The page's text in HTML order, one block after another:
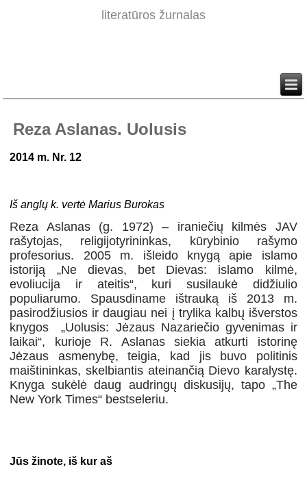
literatūros žurnalas
Reza Aslanas. Uolusis
2014 m. Nr. 12
Iš anglų k. vertė Marius Burokas
Reza Aslanas (g. 1972) – iraniečių kilmės JAV
rašytojas, religijotyrininkas, kūrybinio rašymo
profesorius. 2005 m. išleido knygą apie islamo
istoriją „Ne dievas, bet Dievas: islamo kilmė,
evoliucija ir ateitis“, kuri susilaukė didžiulio
populiarumo. Spausdiname ištrauką iš 2013 m.
pasirodžiusios ir daugiau nei į trylika kalbų išverstos
knygos „Uolusis: Jėzaus Nazariečio gyvenimas ir
laikai“, kurioje R. Aslanas siekia atkurti istorinę
Jėzaus asmenybę, teigia, kad jis buvo politinis
maištininkas, skelbiantis ateinančią Dievo karalystę.
Knyga sukėlė daug audringų diskusijų, tapo „The
New York Times“ bestseleriu.
Jūs žinote, iš kur aš